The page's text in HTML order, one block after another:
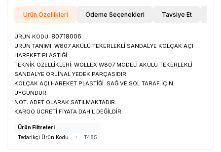
Ürün Özellikleri Ödeme Seçenekleri Tavsiye Et
ÜRÜN KODU: 80718006
ÜRÜN TANIMI: W807 AKÜLÜ TEKERLEKLİ SANDALYE KOLÇAK AÇI
HAREKET PLASTİĞİ.
TEKNİK ÖZELLİKLERİ: WOLLEX W807 MODELİ AKÜLÜ TEKERLEKLİ
SANDALYE ORJİNAL YEDEK PARÇASIDIR.
KOLÇAK AÇI HAREKET PLASTİĞİ. SAĞ VE SOL TARAF İÇİN
UYGUNDUR.
NOT: ADET OLARAK SATILMAKTADIR.
KARGO ÜCRETİ FİYATA DAHİL DEĞİLDİR.
Ürün Filtreleri
Tedarikçi Ürün Kodu
: T485